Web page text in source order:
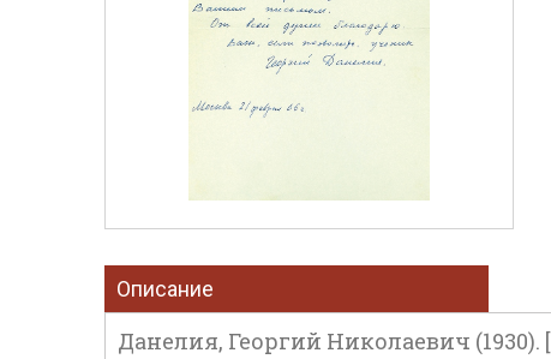
Описание
Данелия, Георгий Николаевич